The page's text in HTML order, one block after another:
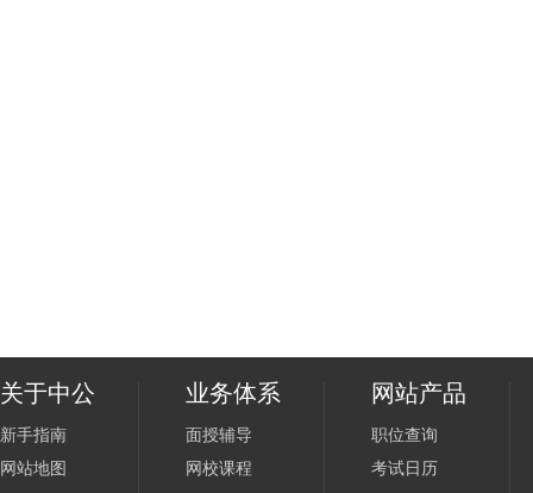
关于中公
新手指南
网站地图
业务体系
面授辅导
网校课程
网站产品
职位查询
考试日历